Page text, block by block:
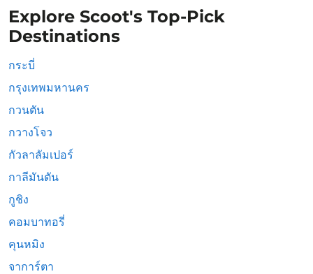
Explore Scoot's Top-Pick
Destinations
กระบี่
กรุงเทพมหานคร
กวนตัน
กวางโจว
กัวลาลัมเปอร์
กาลีมันตัน
กูชิง
คอมบาทอรี่
คุนหมิง
จาการ์ตา